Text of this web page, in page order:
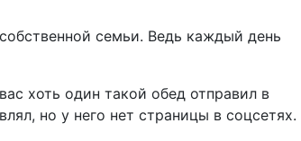
семьи. Ведь каждый день
хоть один такой обед отправил в
но у него нет страницы в соцсетях.